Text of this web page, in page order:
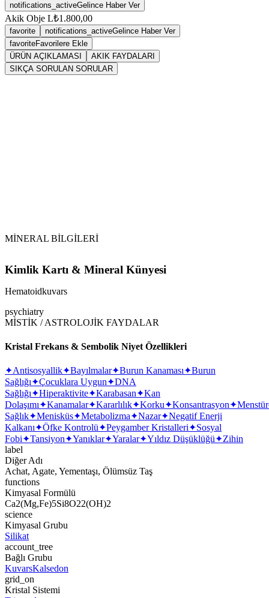
notifications_activeGelince Haber Ver
Akik Obje L₺1.800,00
favorite notifications_activeGelince Haber Ver
favoriteFavorilere Ekle
ÜRÜN AÇIKLAMASI
AKIK FAYDALARI
SIKÇA SORULAN SORULAR
MİNERAL BİLGİLERİ
Kimlik Kartı & Mineral Künyesi
Hematoidkuvars
psychiatry
MİSTİK / ASTROLOJİK FAYDALAR
Kristal Frekans & Sembolik Niyet Özellikleri
✦Antisosyallik✦Bayılmalar✦Burun Kanaması✦Burun
Sağlığı✦Çocuklara Uygun✦DNA
Sağlığı✦Hiperaktivite✦Karabasan✦Kan
Dolaşımı✦Kanamalar✦Kararlılık✦Korku✦Konsantrasyon✦
Sağlık✦Menisküs✦Metabolizma✦Nazar✦Negatif Enerji
Kalkanı✦Öfke Kontrolü✦Peygamber Kristalleri✦Sosyal
Fobi✦Tansiyon✦Yanıklar✦Yaralar✦Yıldız Düşüklüğü✦Zihin
label
Diğer Adı
Achat, Agate, Yementaşı, Ölümsüz Taş
functions
Kimyasal Formülü
Ca2(Mg,Fe)5Si8O22(OH)2
science
Kimyasal Grubu
Silikat
account_tree
Bağlı Grubu
KuvarsKalsedon
grid_on
Kristal Sistemi